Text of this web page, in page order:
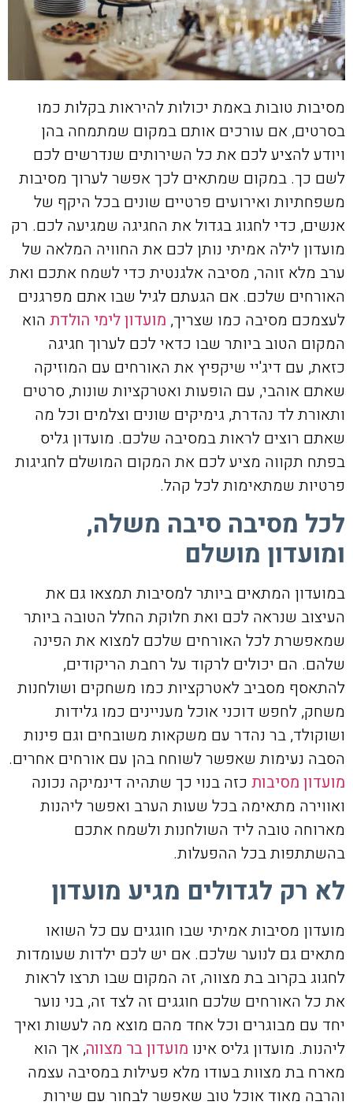
מסיבות טובות באמת יכולות להיראות בקלות כמו
בסרטים, אם עורכים אותם במקום שמתמחה בהן
ויודע להציע לכם את כל השירותים שנדרשים לכם
לשם כך. במקום שמתאים לכך אפשר לערוך מסיבות
משפחתיות ואירועים פרטיים שונים בכל היקף של
אנשים, כדי לחגוג בגדול את החגיגה שמגיעה לכם. רק
מועדון לילה אמיתי נותן לכם את החוויה המלאה של
ערב מלא זוהר, מסיבה אלגנטית כדי לשמח אתכם ואת
האורחים שלכם. אם הגעתם לגיל שבו אתם מפרגנים
לעצמכם מסיבה כמו שצריך, מועדון לימי הולדת הוא
המקום הטוב ביותר שבו כדאי לכם לערוך חגיגה
כזאת, עם דיג'יי שיקפיץ את האורחים עם המוזיקה
שאתם אוהבי, עם הופעות ואטרקציות שונות, סרטים
ותאורת לד נהדרת, גימיקים שונים וצלמים וכל מה
שאתם רוצים לראות במסיבה שלכם. מועדון גליס
בפתח תקווה מציע לכם את המקום המושלם לחגיגות
פרטיות שמתאימות לכל קהל.
לכל מסיבה סיבה משלה,
ומועדון מושלם
במועדון המתאים ביותר למסיבות תמצאו גם את
העיצוב שנראה לכם ואת חלוקת החלל הטובה ביותר
שמאפשרת לכל האורחים שלכם למצוא את הפינה
שלהם. הם יכולים לרקוד על רחבת הריקודים,
להתאסף מסביב לאטרקציות כמו משחקים ושולחנות
משחק, לחפש דוכני אוכל מעניינים כמו גלידות
ושוקולד, בר נהדר עם משקאות משובחים וגם פינות
הסבה נעימות שאפשר לשוחח בהן עם אורחים אחרים.
מועדון מסיבות כזה בנוי כך שתהיה דינמיקה נכונה
ואווירה מתאימה בכל שעות הערב ואפשר ליהנות
מארוחה טובה ליד השולחנות ולשמח אתכם
בהשתתפות בכל ההפעלות.
לא רק לגדולים מגיע מועדון
מועדון מסיבות אמיתי שבו חוגגים עם כל השואו
מתאים גם לנוער שלכם. אם יש לכם ילדות שעומדות
לחגוג בקרוב בת מצווה, זה המקום שבו תרצו לראות
את כל האורחים שלכם חוגגים זה לצד זה, בני נוער
יחד עם מבוגרים וכל אחד מהם מוצא מה לעשות ואיך
ליהנות. מועדון גליס אינו מועדון בר מצווה, אך הוא
מארח בת מצוות בעודו מלא פעילות במסיבה עצמה
והרבה מאוד אוכל טוב שאפשר לבחור עם שירות